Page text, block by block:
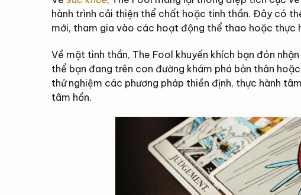
hành trình cải thiện thể chất hoặc tinh thần. Đây có
mới, tham gia vào các hoạt động thể thao hoặc thực
Về mặt tinh thần, The Fool khuyến khích bạn đón
thể bạn đang trên con đường khám phá bản thân
thử nghiệm các phương pháp thiền định, thực hành
tâm hồn.